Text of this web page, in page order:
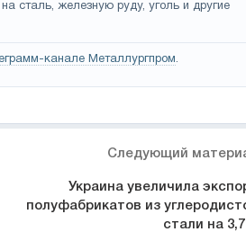
сталь, железную руду, уголь и другие
канале Металлургпром.
Следующий
Украина увеличила
полуфабрикатов из
стали на